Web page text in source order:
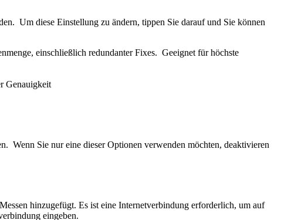
Um diese Einstellung zu ändern, tippen Sie darauf und Sie können
einschließlich redundanter Fixes. Geeignet für höchste
Genauigkeit
Wenn Sie nur eine dieser Optionen verwenden möchten, deaktivieren
hinzugefügt. Es ist eine Internetverbindung erforderlich, um auf
eingeben.